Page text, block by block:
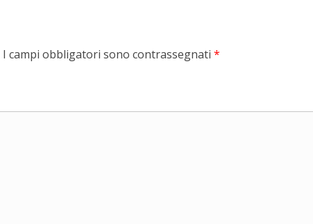
I campi obbligatori sono contrassegnati *